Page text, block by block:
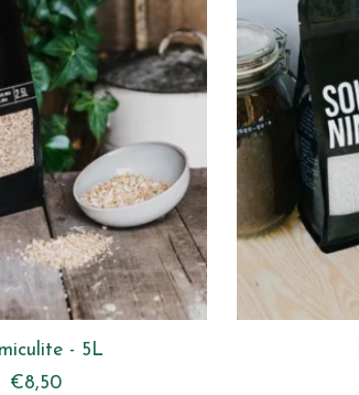
- 5L
€8,50